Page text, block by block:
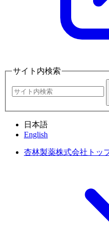
サイト内検索
日本語
English
杏林製薬株式会社トッ